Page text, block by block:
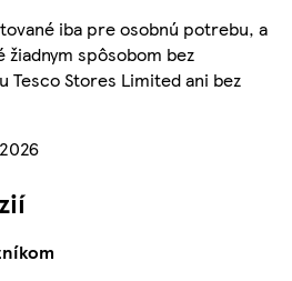
iba pre osobnú potrebu, a
spôsobom bez
Tesco Stores Limited ani bez